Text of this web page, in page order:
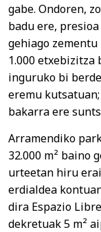
gabe. Ondoren,
badu ere,
gehiago
1.000
inguruko bi
eremu
bakarra ere
Arramendiko
32.000 m² baino
urteetan hiru
erdialdea
dira Espazio
dekretuak 5 m²